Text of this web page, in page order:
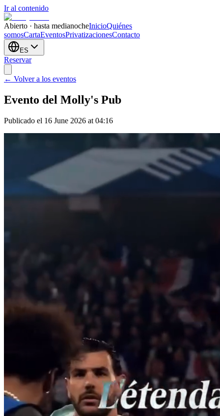
Ir al contenido
Abierto · hasta medianocheInicioQuiénes
somosCartaEventosPrivatizacionesContacto
ES
Reservar
← Volver a los eventos
Evento del Molly's Pub
Publicado el 16 June 2026 at 04:16